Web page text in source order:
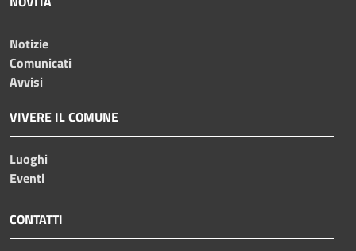
Notizie
Comunicati
Avvisi
VIVERE IL COMUNE
Luoghi
Eventi
CONTATTI